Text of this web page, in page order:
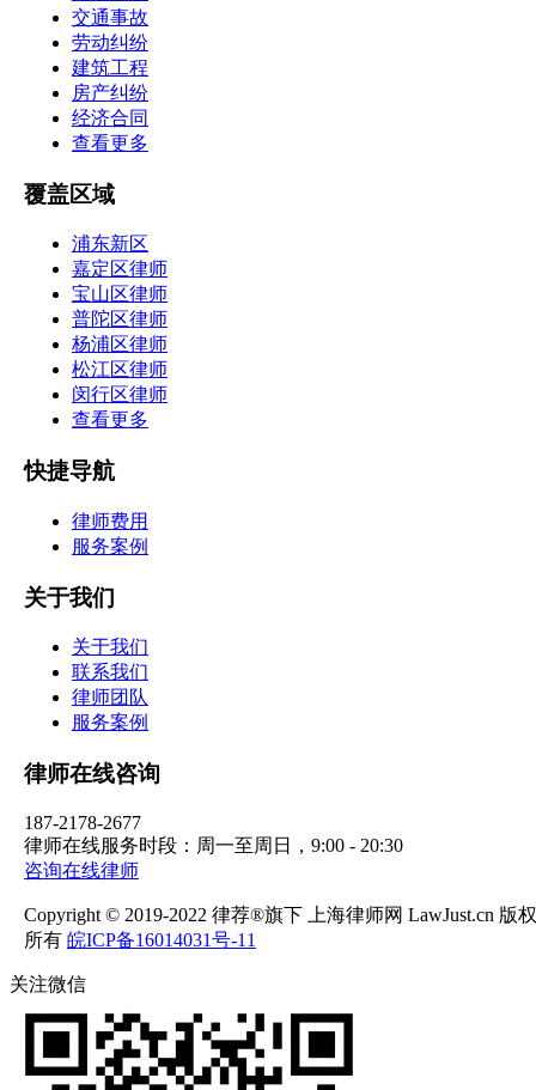
交通事故
劳动纠纷
建筑工程
房产纠纷
经济合同
查看更多
覆盖区域
浦东新区
嘉定区律师
宝山区律师
普陀区律师
杨浦区律师
松江区律师
闵行区律师
查看更多
快捷导航
律师费用
服务案例
关于我们
关于我们
联系我们
律师团队
服务案例
律师在线咨询
187-2178-2677
律师在线服务时段：周一至周日，9:00 - 20:30
咨询在线律师
Copyright © 2019-2022 律荐®旗下 上海律师网 LawJust.cn 版权
所有 皖ICP备16014031号-11
关注微信